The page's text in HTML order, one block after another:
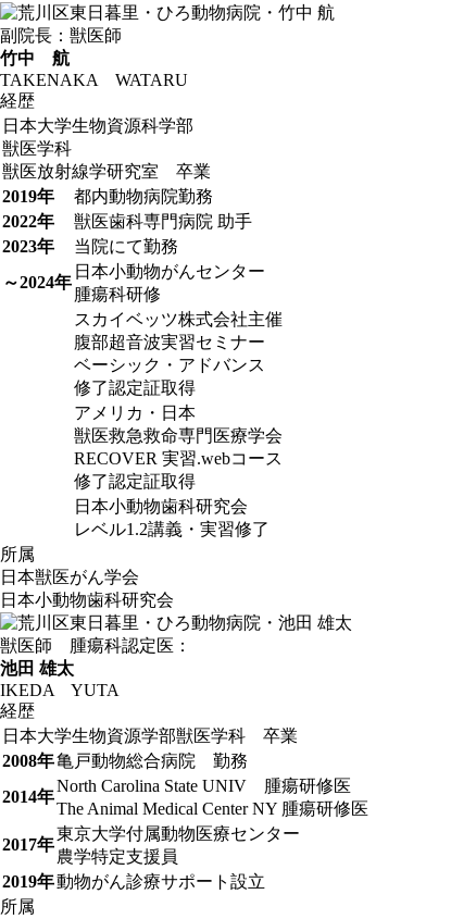
副院長：獣医師
竹中 航
TAKENAKA WATARU
経歴
日本大学生物資源科学部
獣医学科
獣医放射線学研究室 卒業
2019年
都内動物病院勤務
2022年
獣医歯科専門病院 助手
2023年
当院にて勤務
～2024年
日本小動物がんセンター
腫瘍科研修
スカイベッツ株式会社主催
腹部超音波実習セミナー
ベーシック・アドバンス
修了認定証取得
アメリカ・日本
獣医救急救命専門医療学会
RECOVER 実習.webコース
修了認定証取得
日本小動物歯科研究会
レベル1.2講義・実習修了
所属
日本獣医がん学会
日本小動物歯科研究会
獣医師 腫瘍科認定医：
池田 雄太
IKEDA YUTA
経歴
日本大学生物資源学部獣医学科 卒業
2008年亀戸動物総合病院 勤務
2014年
North Carolina State UNIV 腫瘍研修医
The Animal Medical Center NY 腫瘍研修医
2017年
東京大学付属動物医療センター
農学特定支援員
2019年動物がん診療サポート設立
所属